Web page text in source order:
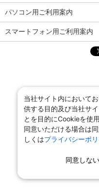
パソコン用ご利用案内
スマートフォン用ご利用案内
当社サイト内において
供する目的及び当社サ
とを目的にCookieを使
同意いただける場合は
しくはプライバシーポ
同意しない